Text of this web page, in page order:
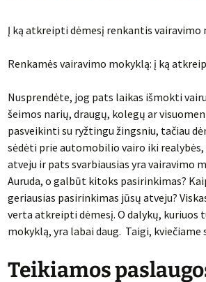
Į ką atkreipti dėmesį renkantis vairavimo
Renkamės vairavimo mokyklą: į ką
Nusprendėte, jog pats laikas išmokti
šeimos narių, draugų, kolegų ar
pasveikinti su ryžtingu žingsniu, tačiau
sėdėti prie automobilio vairo iki
atveju ir pats svarbiausias yra vairavimo
Auruda, o galbūt kitoks pasirinkimas?
geriausias pasirinkimas jūsų atveju?
verta atkreipti dėmesį. O dalykų,
mokyklą, yra labai daug. Taigi, kviečiame
Teikiamos